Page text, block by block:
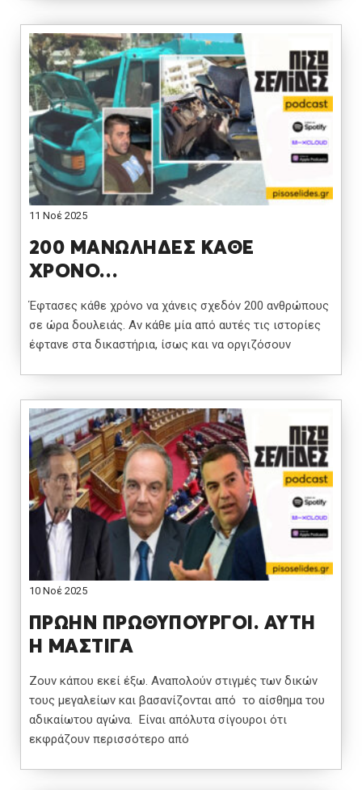
11 Νοέ 2025
200 ΜΑΝΩΛΗΔΕΣ ΚΑΘΕ
ΧΡΟΝΟ…
Έφτασες κάθε χρόνο να χάνεις σχεδόν 200 ανθρώπους
σε ώρα δουλειάς. Αν κάθε μία από αυτές τις ιστορίες
έφτανε στα δικαστήρια, ίσως και να οργιζόσουν
10 Νοέ 2025
ΠΡΩΗΝ ΠΡΩΘΥΠΟΥΡΓΟΙ. ΑΥΤΗ
Η ΜΑΣΤΙΓΑ
Ζουν κάπου εκεί έξω. Αναπολούν στιγμές των δικών
τους μεγαλείων και βασανίζονται από το αίσθημα του
αδικαίωτου αγώνα. Είναι απόλυτα σίγουροι ότι
εκφράζουν περισσότερο από